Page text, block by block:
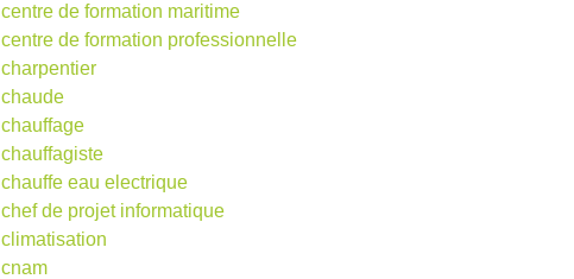
centre de formation maritime
centre de formation professionnelle
charpentier
chaude
chauffage
chauffagiste
chauffe eau electrique
chef de projet informatique
climatisation
cnam